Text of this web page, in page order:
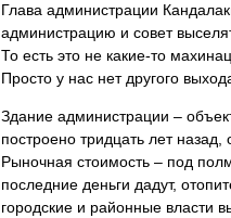
Глава администрации
администрацию и совет
То есть это не какие-то
Просто у нас нет другого
Здание администрации –
построено тридцать лет
Рыночная стоимость – под
последние деньги дадут,
городские и районные власти